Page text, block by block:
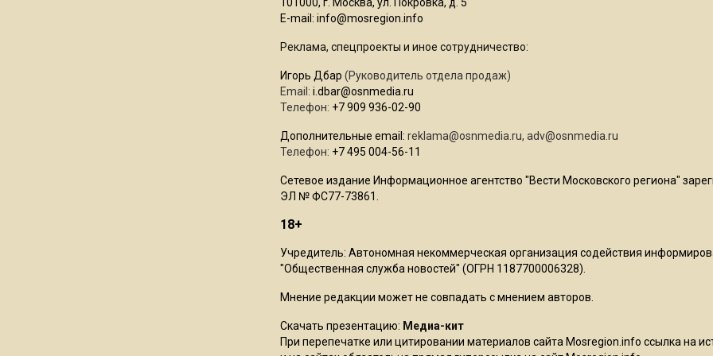
E-mail: info@mosregion.info
Реклама, спецпроекты и иное сотрудничество:
Игорь Дбар (Руководитель отдела продаж)
Email: i.dbar@osnmedia.ru
Телефон: +7 909 936-02-90
Дополнительные email: reklama@osnmedia.ru, adv@osnmedia.ru
Телефон: +7 495 004-56-11
Сетевое издание Информационное агентство "Вести Московского региона"
ЭЛ № ФС77-73861.
18+
Учредитель: Автономная некоммерческая организация содействия
"Общественная служба новостей" (ОГРН 1187700006328).
Мнение редакции может не совпадать с мнением авторов.
Скачать презентацию: Медиа-кит
При перепечатке или цитировании материалов сайта Mosregion.info ссылка на